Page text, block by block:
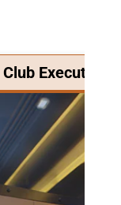
Club Executive